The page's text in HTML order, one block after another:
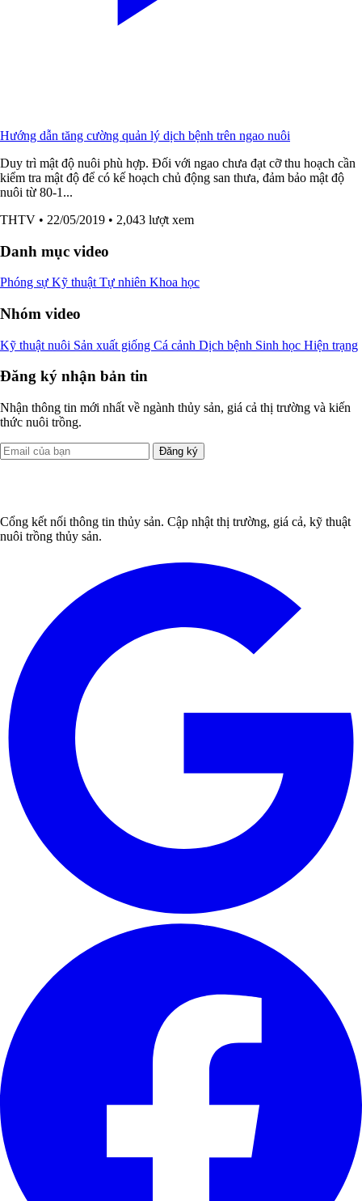
Hướng dẫn tăng cường quản lý dịch bệnh trên ngao nuôi
Duy trì mật độ nuôi phù hợp. Đối với ngao chưa đạt cỡ thu hoạch cần
kiểm tra mật độ để có kế hoạch chủ động san thưa, đảm bảo mật độ
nuôi từ 80-1...
THTV • 22/05/2019 • 2,043 lượt xem
Danh mục video
Phóng sự Kỹ thuật Tự nhiên Khoa học
Nhóm video
Kỹ thuật nuôi Sản xuất giống Cá cảnh Dịch bệnh Sinh học Hiện trạng
Đăng ký nhận bản tin
Nhận thông tin mới nhất về ngành thủy sản, giá cả thị trường và kiến
thức nuôi trồng.
Đăng ký
Cổng kết nối thông tin thủy sản. Cập nhật thị trường, giá cả, kỹ thuật
nuôi trồng thủy sản.